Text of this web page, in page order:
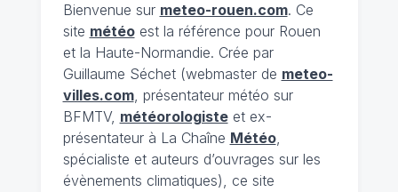
Bienvenue sur meteo-rouen.com. Ce
site météoest la référence pour Rouen
et la Haute-Normandie. Crée par
Guillaume Séchet (webmaster de meteo-
villes.com, présentateur météo sur
BFMTV, météorologisteet ex-
présentateur à La Chaîne Météo,
spécialiste et auteurs d’ouvrages sur les
évènements climatiques), ce site